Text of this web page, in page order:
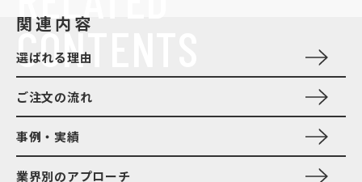
CONTENTS
関連内容
選ばれる理由
ご注文の流れ
事例・実績
業界別のアプローチ